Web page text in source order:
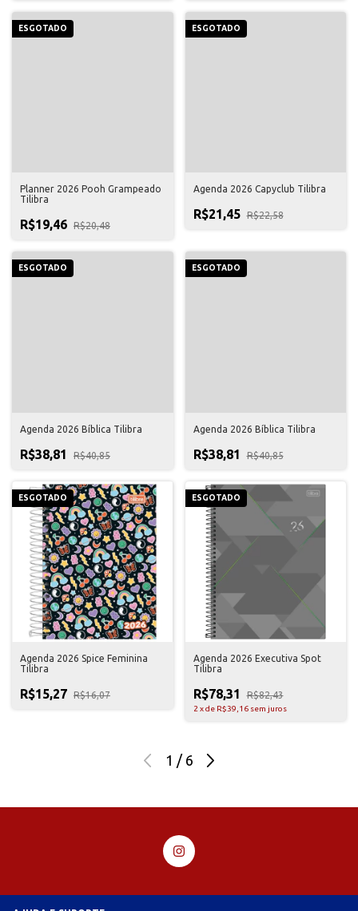
ESGOTADO
Planner 2026 Pooh Grampeado
Tilibra
R$19,46 R$20,48
ESGOTADO
Agenda 2026 Capyclub Tilibra
R$21,45 R$22,58
ESGOTADO
Agenda 2026 Bíblica Tilibra
R$38,81 R$40,85
ESGOTADO
Agenda 2026 Bíblica Tilibra
R$38,81 R$40,85
ESGOTADO
Agenda 2026 Spice Feminina
Tilibra
R$15,27 R$16,07
ESGOTADO
Agenda 2026 Executiva Spot
Tilibra
R$78,31 R$82,43
2 xde R$39,16 sem juros
1 / 6